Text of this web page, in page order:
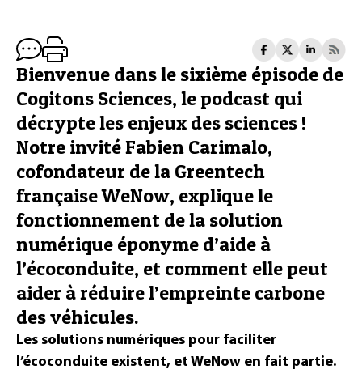
Bienvenue dans le sixième épisode de
Cogitons Sciences, le podcast qui
décrypte les enjeux des sciences !
Notre invité Fabien Carimalo,
cofondateur de la Greentech
française WeNow, explique le
fonctionnement de la solution
numérique éponyme d’aide à
l’écoconduite, et comment elle peut
aider à réduire l’empreinte carbone
des véhicules.
Les solutions numériques pour faciliter
l’écoconduite existent, et WeNow en fait partie.